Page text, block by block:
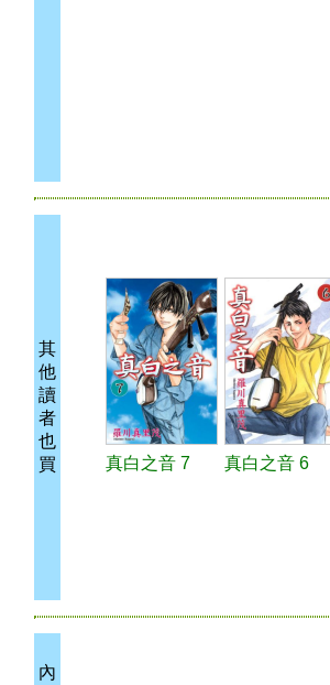
其
他
讀
者
也
買
真白之音 7 真白之音 6
內